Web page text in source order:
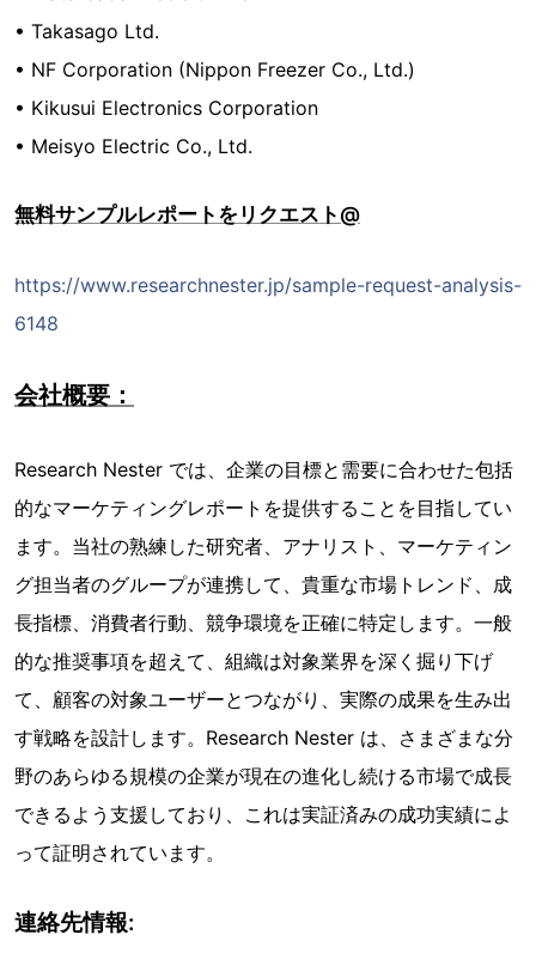
• Takasago Ltd.
• NF Corporation (Nippon Freezer Co., Ltd.)
• Kikusui Electronics Corporation
• Meisyo Electric Co., Ltd.
無料サンプルレポートをリクエスト@
https://www.researchnester.jp/sample-request-analysis-
6148
会社概要：
Research Nester では、企業の目標と需要に合わせた包括
的なマーケティングレポートを提供することを目指してい
ます。当社の熟練した研究者、アナリスト、マーケティン
グ担当者のグループが連携して、貴重な市場トレンド、成
長指標、消費者行動、競争環境を正確に特定します。一般
的な推奨事項を超えて、組織は対象業界を深く掘り下げ
て、顧客の対象ユーザーとつながり、実際の成果を生み出
す戦略を設計します。Research Nester は、さまざまな分
野のあらゆる規模の企業が現在の進化し続ける市場で成長
できるよう支援しており、これは実証済みの成功実績によ
って証明されています。
連絡先情報: